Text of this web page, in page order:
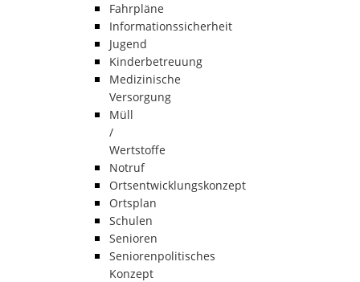
Fahrpläne
Informationssicherheit
Jugend
Kinderbetreuung
Medizinische
Versorgung
Müll
/
Wertstoffe
Notruf
Ortsentwicklungskonzept
Ortsplan
Schulen
Senioren
Seniorenpolitisches
Konzept